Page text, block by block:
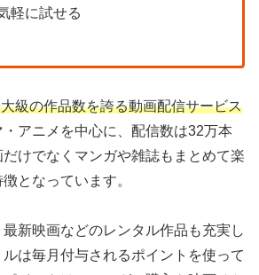
軽に試せる
級の作品数を誇る動画配信サービス
アニメを中心に、配信数は32万本
けでなくマンガや雑誌もまとめて楽
となっています。
新映画などのレンタル作品も充実し
は毎月付与されるポイントを使って